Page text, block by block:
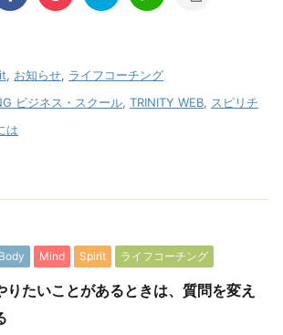
, お知らせ, ライフコーチング
ビジネス・スクール, TRINITY WEB, スピリチ
は
Body Mind Spirit ライフコーチング
りたいことがあるときは、質問を変え